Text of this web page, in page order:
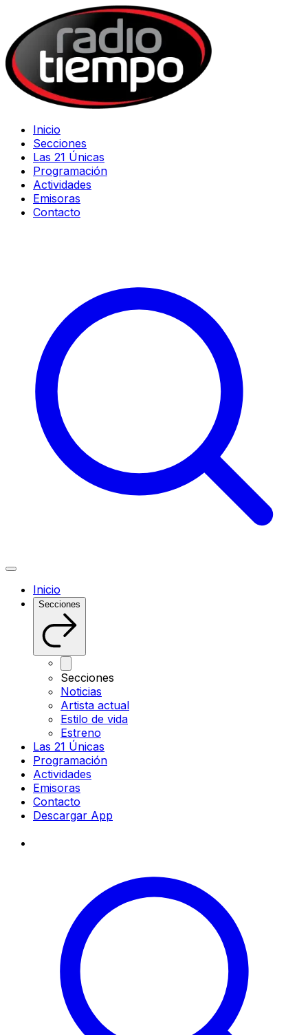
Inicio
Secciones
Las 21 Únicas
Programación
Actividades
Emisoras
Contacto
Inicio
Secciones
Secciones
Noticias
Artista actual
Estilo de vida
Estreno
Las 21 Únicas
Programación
Actividades
Emisoras
Contacto
Descargar App